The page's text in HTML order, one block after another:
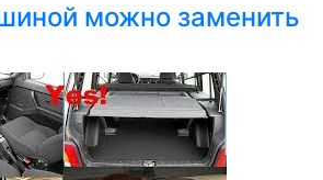
можно заменить